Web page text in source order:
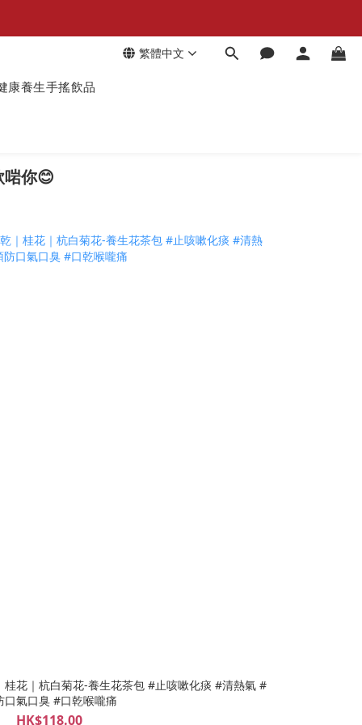
繁體中文
康養生手搖飲品
啱你😊
花｜杭白菊花-養生花茶包 #止咳嗽化痰 #清熱氣 #
口氣口臭 #口乾喉嚨痛
HK$118.00